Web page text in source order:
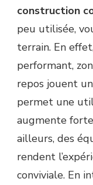
construction
peu utilisée,
terrain. En
performant,
repos jouent
permet une
augmente
ailleurs, des
rendent
conviviale. En